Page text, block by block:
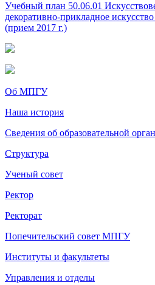
Учебный план 50.06.01
декоративно-прикладное
(прием 2017 г.)
Об МПГУ
Наша история
Сведения об образовательной
Структура
Ученый совет
Ректор
Ректорат
Попечительский совет МПГУ
Институты и факультеты
Управления и отделы